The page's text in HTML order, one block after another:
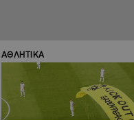
ΑΘΛΗΤΙΚΑ